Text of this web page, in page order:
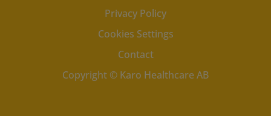
Privacy Policy
Cookies Settings
Contact
Copyright © Karo Healthcare AB